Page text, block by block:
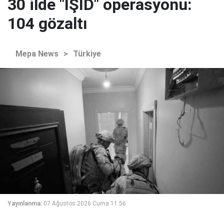
30 ilde "IŞİD" operasyonu:
104 gözaltı
Mepa News > Türkiye
Yayınlanma: 07 Ağustos 2026 Cuma 11:56